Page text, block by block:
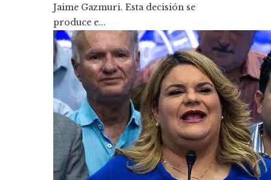
Jaime Gazmuri. Esta decisión se
produce e...